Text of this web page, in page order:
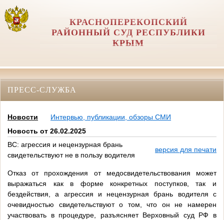
КРАСНОПЕРЕКОПСКИЙ
РАЙОННЫЙ СУД РЕСПУБЛИКИ
КРЫМ
ПРЕСС-СЛУЖБА
Новости
Интервью, публикации, обзоры СМИ
Новость от 26.02.2025
ВС: агрессия и нецензурная брань
свидетельствуют не в пользу водителя
версия для печати
Отказ от прохождения от медосвидетельствования может
выражаться как в форме конкретных поступков, так и
бездействия, а агрессия и нецензурная брань водителя с
очевидностью свидетельствуют о том, что он не намерен
участвовать в процедуре, разъясняет Верховный суд РФ в